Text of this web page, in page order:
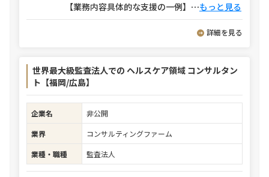
【業務内容具体的な支援の一例】 ⋯もっと見る
詳細を見る
世界最大級監査法人での ヘルスケア領域 コンサルタン
ト【福岡/広島】
企業名
非公開
業界
コンサルティングファーム
業種・職種
監査法人